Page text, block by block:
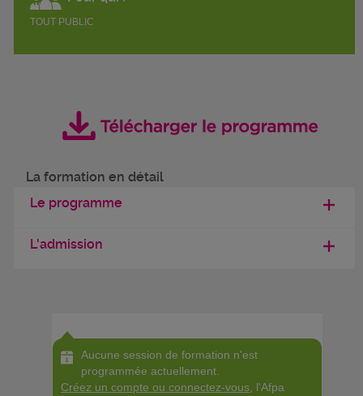
TOUT PUBLIC
La formation en détail
Le programme
L'admission
Aucune session de formation n'est
programmée actuellement.
Créez un compte ou connectez-vous , l'Afpa